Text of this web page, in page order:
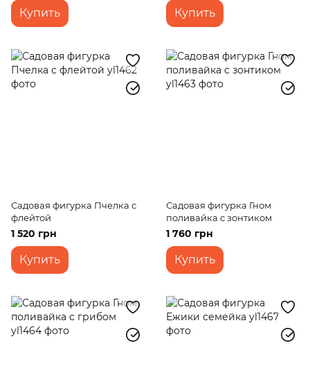
Купить Купить
Садовая фигурка Пчелка с
флейтой
1 520 грн
Купить
Садовая фигурка Гном
поливайка с зонтиком
1 760 грн
Купить